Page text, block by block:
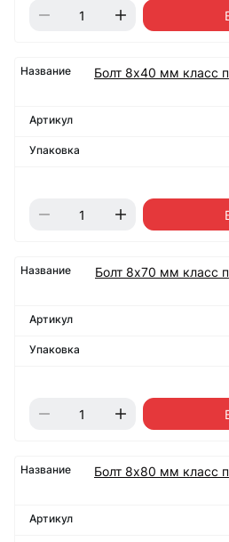
Болт 8х40 мм класс
Болт 8х70 мм класс
Болт 8х80 мм класс